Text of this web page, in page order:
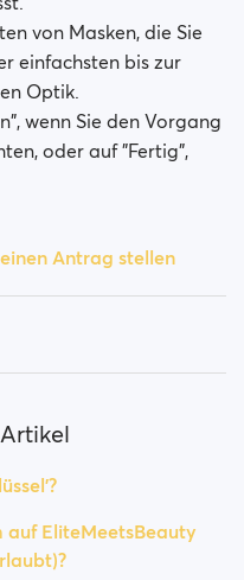
von Masken, die Sie
einfachsten bis zur
Optik.
wenn Sie den Vorgang
oder auf "Fertig",
einen Antrag stellen
EliteMeetsBeauty